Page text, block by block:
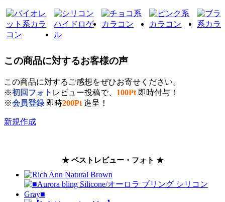
この商品に対するお客様の声
この商品に対するご感想をぜひお寄せください。
※初回フォト レビュー投稿で、 100Pt 即時付与！
※会員登録 即時200Pt 進呈！
新規作成
★ ベストレビュー・フォト ★